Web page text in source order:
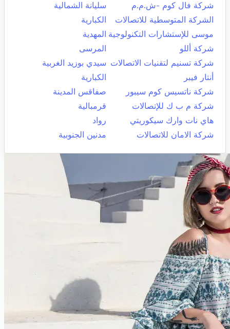
شركة فال كوم -ش.م.م
سليانة الشمالية
الشركة المتوسطية للاتصالات
الكبارية
موسى للإستشارات التكنولوجية المهدية
شركة أللو
المرسى
شركة تسنيم لتقنيات الاتصالات سيدي بوزيد الغربية
أنتار فيبر
الكبارية
شركة ناتسيس كوم سيبور
صفاقس المدينة
شركة م ب ك للإتصالات
قرمبالية
هاي نات وارك سيكوريتي
رواد
شركة الامان للاتصالات
مدنين الجنوبية